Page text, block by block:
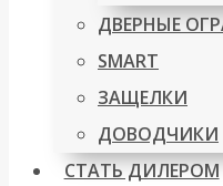
ДВЕРНЫЕ
SMART
ЗАЩЕЛКИ
ДОВОДЧИКИ
СТАТЬ ДИЛЕРОМ